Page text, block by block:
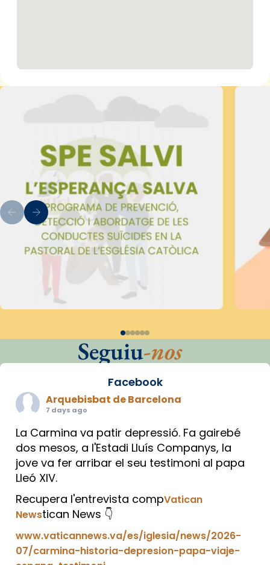
Seguiu-nos
Facebook
Arquebisbat de Barcelona
7 days ago
La Carmina va patir depressió. Fa gairebé
dos mesos, a l'Estadi Lluís Companys, la
jove va fer arribar el seu testimoni al papa
Lleó XIV.
Recupera l'entrevista compVatican
Newstican News 👇
www.vaticannews.va/es/iglesia/news/2026-
07/carmina-historia-depresion-papa-viaje-